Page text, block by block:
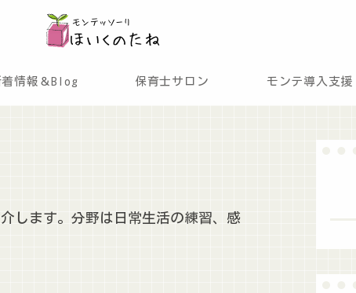
着情報＆Blog 保育士サロン モンテ導入支援
します。分野は日常生活の練習、感